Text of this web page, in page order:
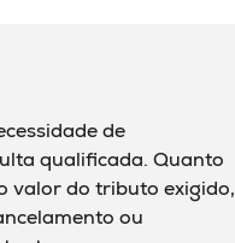
de
qualificada. Quanto
valor do tributo exigido,
ou